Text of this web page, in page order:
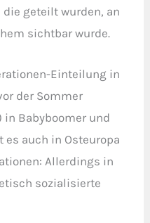
geteilt wurden, an
sichtbar wurde.
Einteilung in
der Sommer
Babyboomer und
es auch in Osteuropa
Allerdings in
sozialisierte